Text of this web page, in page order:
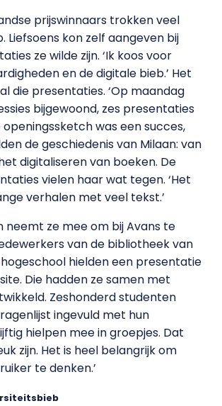
prijswinnaars trokken veel
Liefsoens kon zelf aangeven bij
ze wilde zijn. ‘Ik koos voor
en de digitale bieb.’ Het
die presentaties. ‘Op maandag
bijgewoond, zes presentaties
openingssketch was een succes,
de geschiedenis van Milaan: van
digitaliseren van boeken. De
vielen haar wat tegen. ‘Het
verhalen met veel tekst.’
neemt ze mee om bij Avans te
van de bibliotheek van
hielden een presentatie
Die hadden ze samen met
Zeshonderd studenten
ingevuld met hun
hielpen mee in groepjes. Dat
zijn. Het is heel belangrijk om
te denken.’